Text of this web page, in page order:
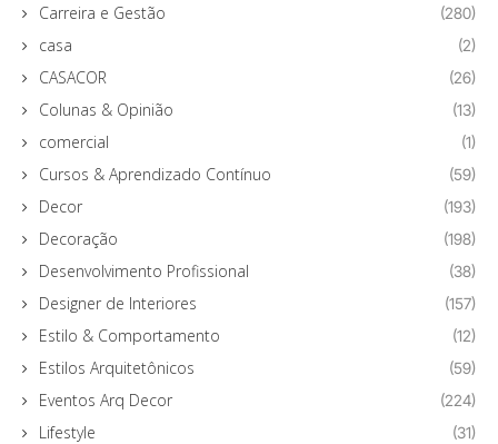
Carreira e Gestão (280)
casa (2)
CASACOR (26)
Colunas & Opinião (13)
comercial (1)
Cursos & Aprendizado Contínuo (59)
Decor (193)
Decoração (198)
Desenvolvimento Profissional (38)
Designer de Interiores (157)
Estilo & Comportamento (12)
Estilos Arquitetônicos (59)
Eventos Arq Decor (224)
Lifestyle (31)